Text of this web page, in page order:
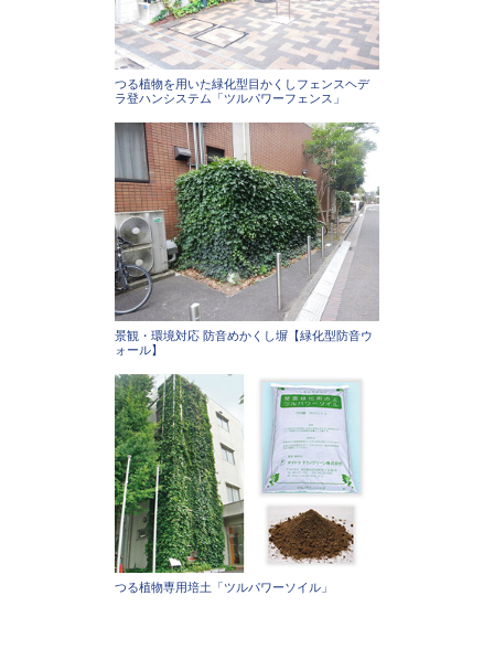
つる植物を用いた緑化型目かくしフェンスヘデ
ラ登ハンシステム「ツルパワーフェンス」
景観・環境対応 防音めかくし塀【緑化型防音ウ
ォール】
つる植物専用培土「ツルパワーソイル」